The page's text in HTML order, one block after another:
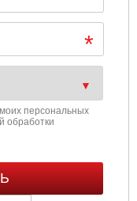
персональных
обработки